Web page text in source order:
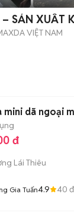
SẢN XUẤT
VIỆT NAM
mini dã ngoại
đ
Lái Thiêu
Gia Tuấn4.9 40